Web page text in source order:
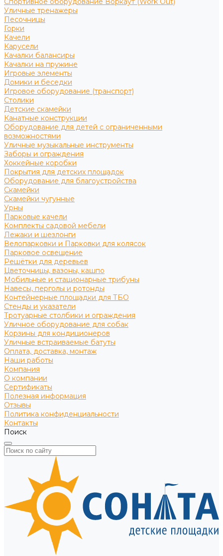
Уличные тренажеры
Песочницы
Горки
Качели
Карусели
Качалки балансиры
Качалки на пружине
Игровые элементы
Домики и беседки
Игровое оборудование (транспорт)
Столики
Детские скамейки
Канатные конструкции
Оборудование для детей с ограниченными
возможностями
Уличные музыкальные инструменты
Заборы и ограждения
Хоккейные коробки
Покрытия для детских площадок
Оборудование для благоустройства
Скамейки
Скамейки чугунные
Урны
Парковые качели
Комплекты садовой мебели
Лежаки и шезлонги
Велопарковки и Парковки для колясок
Парковое освещение
Решётки для деревьев
Цветочницы, вазоны, кашпо
Мобильные и стационарные трибуны
Навесы, перголы и ротонды
Контейнерные площадки для ТБО
Стенды и указатели
Тротуарные столбики и ограждения
Уличное оборудование для собак
Корзины для кондиционеров
Уличные встраиваемые батуты
Оплата, доставка, монтаж
Наши работы
Компания
О компании
Сертификаты
Полезная информация
Отзывы
Политика конфиденциальности
Контакты
Поиск